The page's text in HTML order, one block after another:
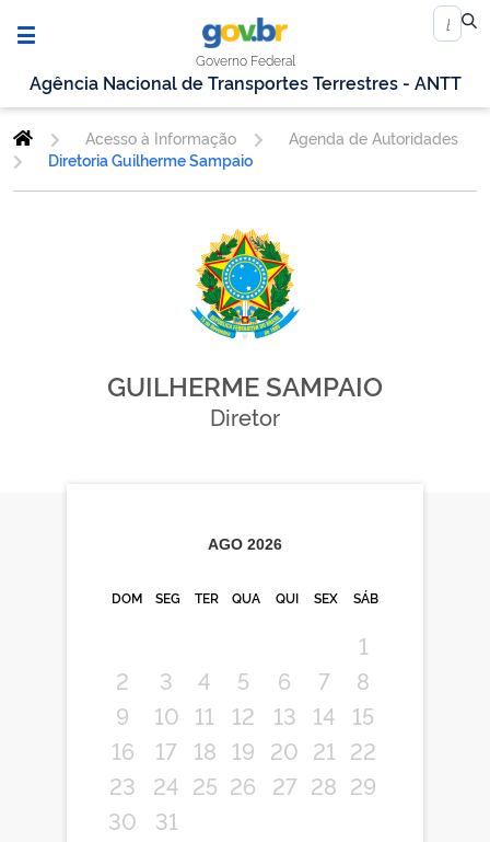
Governo Federal
Agência Nacional de Transportes Terrestres - ANTT
Acesso à Informação
Agenda de Autoridades
Diretoria Guilherme Sampaio
GUILHERME SAMPAIO
Diretor
AGO 2026
DOM SEG TER QUA QUI SEX SÁB
1
2
3 4 5 6 7
8
9
10 11 12 13 14
15
16
17 18 19 20 21
22
23
24 25 26 27 28 29
30
31